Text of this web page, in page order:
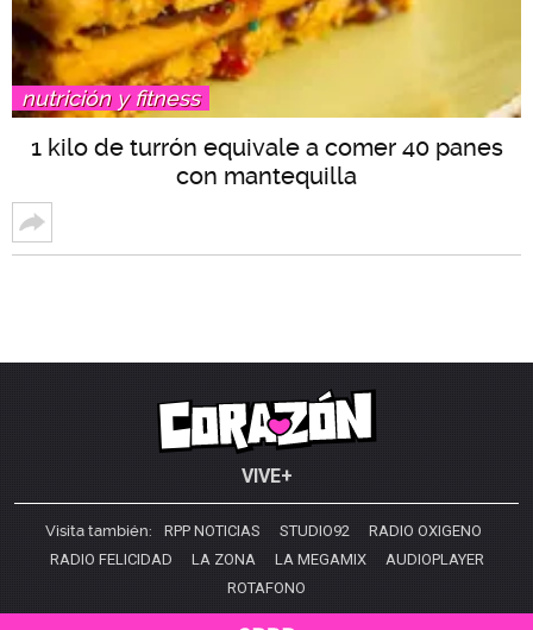
nutrición y fitness
1 kilo de turrón equivale a comer 40 panes
con mantequilla
VIVE+
Visita también: RPP NOTICIAS STUDIO92
RADIO OXIGENO
RADIO FELICIDAD
LA ZONA LA MEGAMIX
AUDIOPLAYER
ROTAFONO